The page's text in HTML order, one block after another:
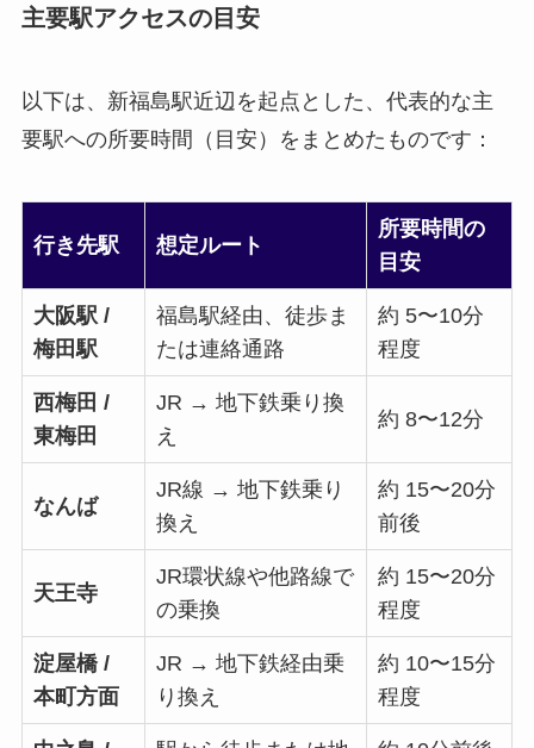
主要駅アクセスの目安
以下は、新福島駅近辺を起点とした、代表的な主
要駅への所要時間（目安）をまとめたものです：
行き先駅 想定ルート
所要時間の
目安
大阪駅 /
梅田駅
福島駅経由、徒歩ま
たは連絡通路
約 5〜10分
程度
西梅田 /
東梅田
JR → 地下鉄乗り換
え
約 8〜12分
なんば
JR線 → 地下鉄乗り
換え
約 15〜20分
前後
天王寺
JR環状線や他路線で
の乗換
約 15〜20分
程度
淀屋橋 /
本町方面
JR → 地下鉄経由乗
り換え
約 10〜15分
程度